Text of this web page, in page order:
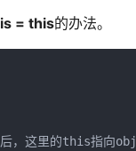
= this的办法。
，这里的this指向obj